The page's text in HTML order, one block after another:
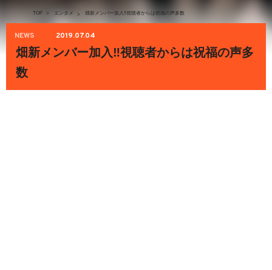
TOP > エンタメ > 畑新メンバー加入‼︎視聴者からは祝福の声多数
NEWS 2019.07.04
畑新メンバー加入‼︎視聴者からは祝福の声多
数